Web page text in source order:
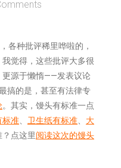
各种批评稀里哗啦的，
觉得，这些批评大多很
更源于懒惰——发表议论
搞的是，甚至有法律专
。其实，馒头有标准一点
标准、 卫生纸有标准、 大
点这里阅读这次的馒头